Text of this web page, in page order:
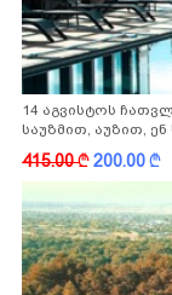
14 აგვისტოს
საუზმით, აუზით,
ფასდაკლებით
415.00k200.00k